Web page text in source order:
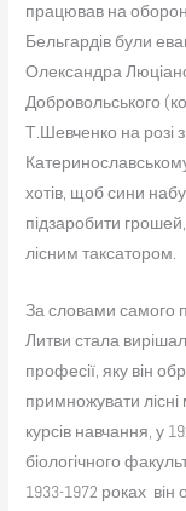
працював на
Бельгардів були
Олександра
Добровольського
Т.Шевченко на розі
хотів, щоб сини
підзаробити
лісним таксатором.
За словами самого
Литви стала
професії, яку він
примножувати
курсів навчання, у
біологічного
1933-1972 роках